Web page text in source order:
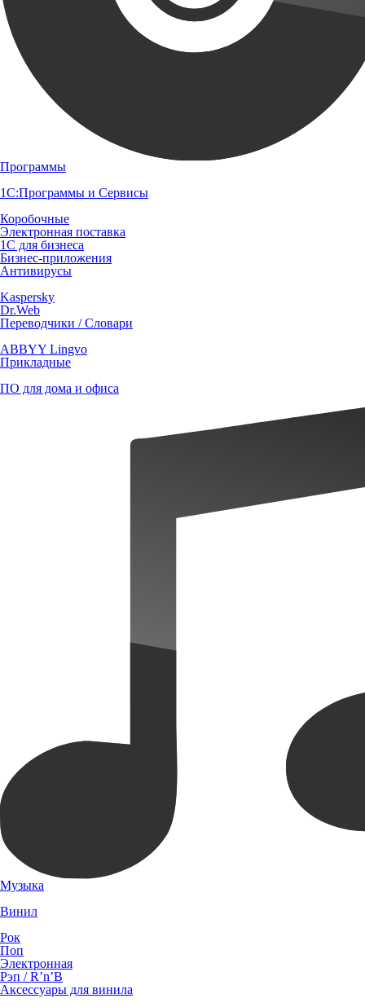
Программы
1С:Программы и Сервисы
Коробочные
Электронная поставка
1С для бизнеса
Бизнес-приложения
Антивирусы
Kaspersky
Dr.Web
Переводчики / Словари
ABBYY Lingvo
Прикладные
ПО для дома и офиса
Музыка
Винил
Рок
Поп
Электронная
Рэп / R’n’B
Аксессуары для винила